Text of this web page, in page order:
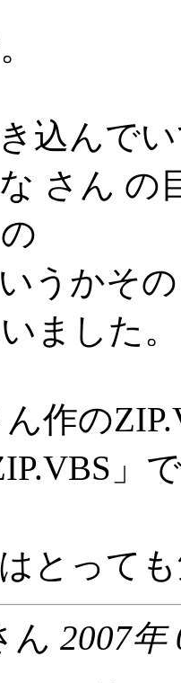
込んで
ん の目
そのも
ました。
作の
」
とって
ん 2007年